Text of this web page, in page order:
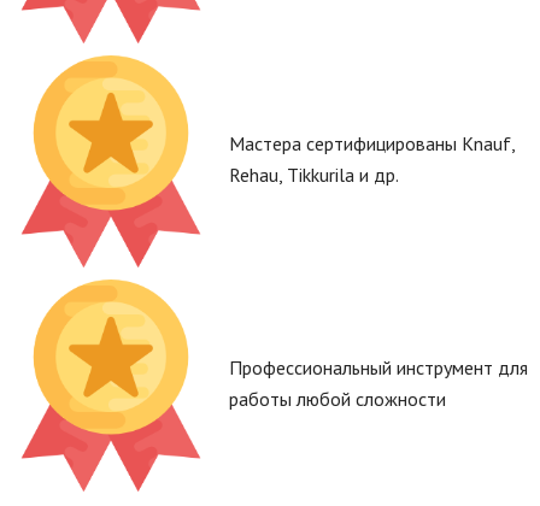
Мастера сертифицированы Knauf,
Rehau, Tikkurila и др.
Профессиональный инструмент для
работы любой сложности